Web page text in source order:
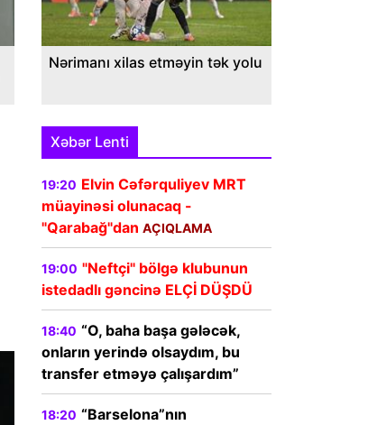
Nərimanı xilas etməyin tək yolu
Xəbər Lenti
19:20 Elvin Cəfərquliyev MRT
müayinəsi olunacaq -
"Qarabağ"dan AÇIQLAMA
19:00 "Neftçi" bölgə klubunun
istedadlı gəncinə ELÇİ DÜŞDÜ
18:40 “O, baha başa gələcək,
onların yerində olsaydım, bu
transfer etməyə çalışardım”
18:20 “Barselona”nın